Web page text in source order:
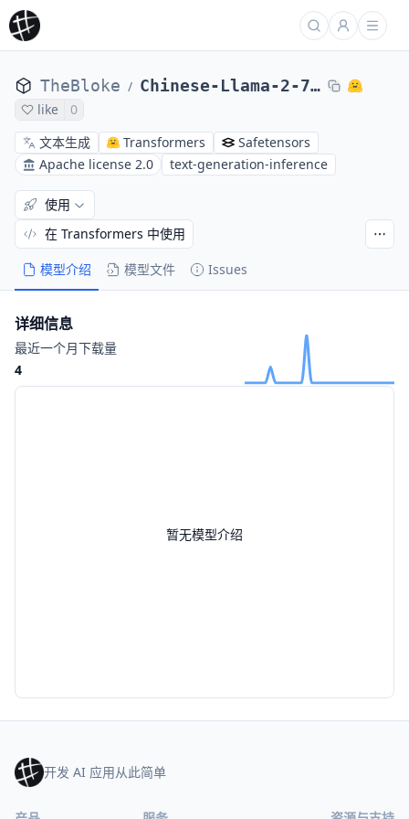
TheBloke / Chinese-Llama-2-7B-GPTQ
like
0
文本生成
Transformers
Safetensors
Apache license 2.0
text-generation-inference
模型介绍 模型文件 Issues
使用
在 Transformers 中使用
暂无模型介绍
详细信息
最近一个月下载量
4
开发 AI 应用从此简单